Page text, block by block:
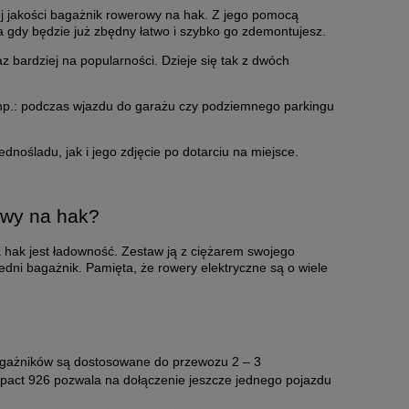
bagażnik rowerowy na hak. Z jego pomocą
będzie już zbędny łatwo i szybko go zdemontujesz.
bardziej na popularności. Dzieje się tak z dwóch
podczas wjazdu do garażu czy podziemnego parkingu
jak i jego zdjęcie po dotarciu na miejsce.
na hak?
jest ładowność. Zestaw ją z ciężarem swojego
bagażnik. Pamięta, że rowery elektryczne są o wiele
są dostosowane do przewozu 2 – 3
926 pozwala na dołączenie jeszcze jednego pojazdu